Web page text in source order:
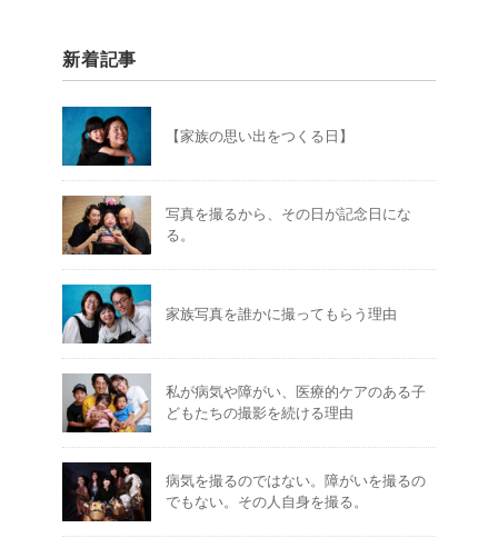
新着記事
【家族の思い出をつくる日】
写真を撮るから、その日が記念日にな
る。
家族写真を誰かに撮ってもらう理由
私が病気や障がい、医療的ケアのある子
どもたちの撮影を続ける理由
病気を撮るのではない。障がいを撮るの
でもない。その人自身を撮る。